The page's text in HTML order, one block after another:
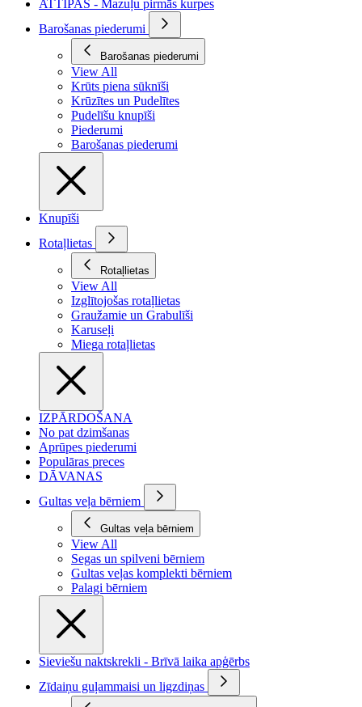
ATTIPAS - Mazuļu pirmās kurpes
Barošanas piederumi
Barošanas piederumi
View All
Krūts piena sūknīši
Krūzītes un Pudelītes
Pudelīšu knupīši
Piederumi
Barošanas piederumi
Knupīši
Rotaļlietas
Rotaļlietas
View All
Izglītojošas rotaļlietas
Graužamie un Grabulīši
Karuseļi
Miega rotaļlietas
IZPĀRDOŠANA
No pat dzimšanas
Aprūpes piederumi
Populāras preces
DĀVANAS
Gultas veļa bērniem
Gultas veļa bērniem
View All
Segas un spilveni bērniem
Gultas veļas komplekti bērniem
Palagi bērniem
Sieviešu naktskrekli - Brīvā laika apģērbs
Zīdaiņu guļammaisi un ligzdiņas